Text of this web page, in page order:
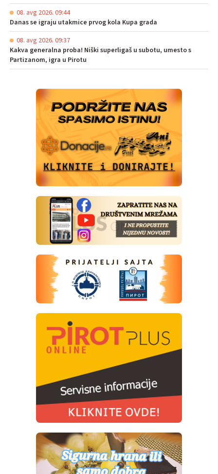
08. avg 2026. 09:44
Danas se igraju utakmice prvog kola Kupa grada
08. avg 2026. 09:37
Kakva generalna proba! Niški superligaš u subotu, umesto s
Partizanom, igra u Pirotu